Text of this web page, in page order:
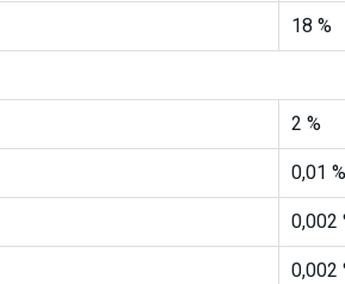
18 %
2 %
0,01 %
0,002
0,002